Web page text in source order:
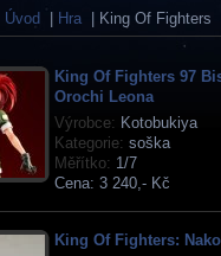
Úvod Hra | King Of Fighters
King Of Fighters 97
Orochi Leona
Výrobce: Kotobukiya
Kategorie: soška
Měřítko: 1/7
Cena: 3 240,- Kč
King Of Fighters: